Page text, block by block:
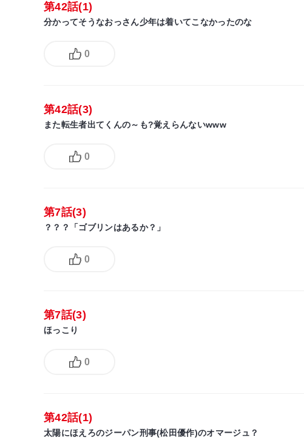
第42話(1)
分かってそうなおっさん少年は着いてこなかったのな
0
第42話(3)
また転生者出てくんの～も?覚えらんないwww
0
第7話(3)
？？？「ゴブリンはあるか？」
0
第7話(3)
ほっこり
0
第42話(1)
太陽にほえろのジーパン刑事(松田優作)のオマージュ？